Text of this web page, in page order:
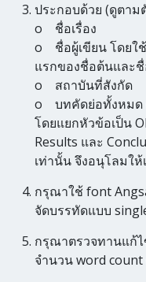
ประกอบด้วย (ดูตาม
o ชื่อเรื่อง
o ชื่อผู้เขียน โดยใ
แรกของชื่อต้นและชื่
o สถาบันที่สังกัด
o บทคัดย่อทั้งหมด
โดยแยกหัวข้อเป็น
Results และ
เท่านั้น จึงอนุโลมใ
กรุณาใช้ font
จัดบรรทัดแบบ
กรุณาตรวจทานแก้
จำนวน word